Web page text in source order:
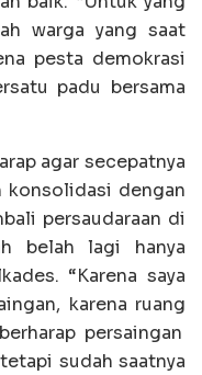
warga yang saat
pesta demokrasi
padu bersama
agar secepatnya
konsolidasi dengan
persaudaraan di
belah lagi hanya
“Karena saya
karena ruang
persaingan
sudah saatnya